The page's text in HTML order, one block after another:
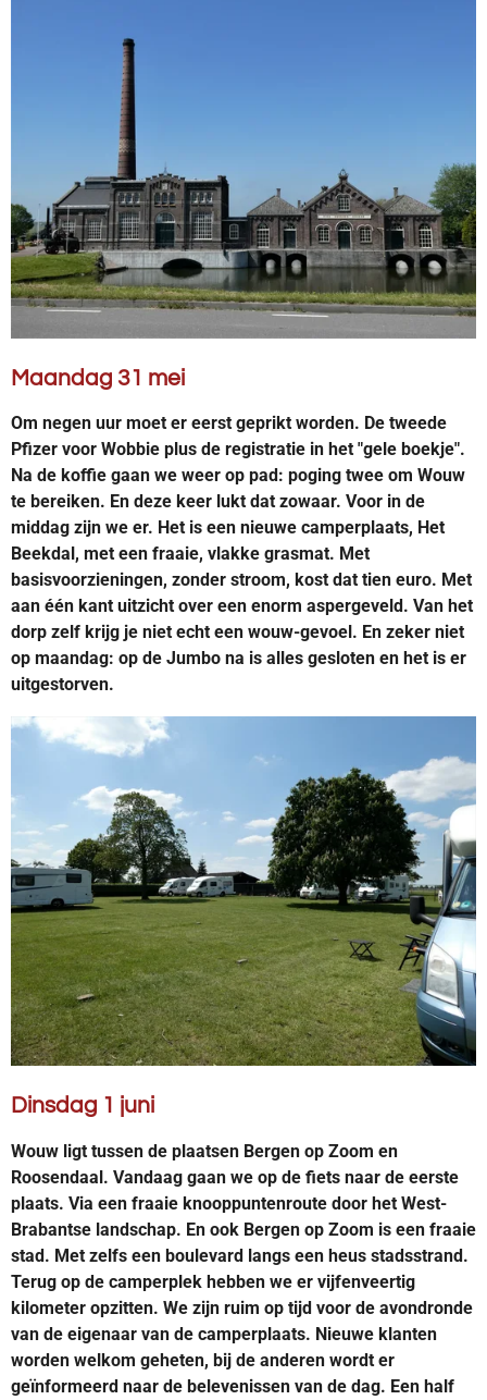
Maandag 31 mei
Om negen uur moet er eerst geprikt worden. De tweede
Pfizer voor Wobbie plus de registratie in het "gele boekje".
Na de koffie gaan we weer op pad: poging twee om Wouw
te bereiken. En deze keer lukt dat zowaar. Voor in de
middag zijn we er. Het is een nieuwe camperplaats, Het
Beekdal, met een fraaie, vlakke grasmat. Met
basisvoorzieningen, zonder stroom, kost dat tien euro. Met
aan één kant uitzicht over een enorm aspergeveld. Van het
dorp zelf krijg je niet echt een wouw-gevoel. En zeker niet
op maandag: op de Jumbo na is alles gesloten en het is er
uitgestorven.
Dinsdag 1 juni
Wouw ligt tussen de plaatsen Bergen op Zoom en
Roosendaal. Vandaag gaan we op de fiets naar de eerste
plaats. Via een fraaie knooppuntenroute door het West-
Brabantse landschap. En ook Bergen op Zoom is een fraaie
stad. Met zelfs een boulevard langs een heus stadsstrand.
Terug op de camperplek hebben we er vijfenveertig
kilometer opzitten. We zijn ruim op tijd voor de avondronde
van de eigenaar van de camperplaats. Nieuwe klanten
worden welkom geheten, bij de anderen wordt er
geïnformeerd naar de belevenissen van de dag. Een half